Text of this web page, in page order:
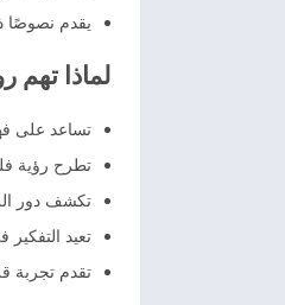
يقدم نصوصًا
لماذا تهم
تساعد على
تطرح رؤية
تكشف دور
تعيد
تقدم تجربة